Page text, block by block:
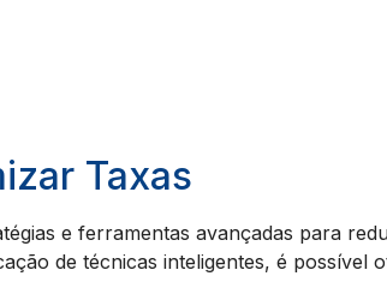
Taxas
e ferramentas avançadas para
de técnicas inteligentes, é possível